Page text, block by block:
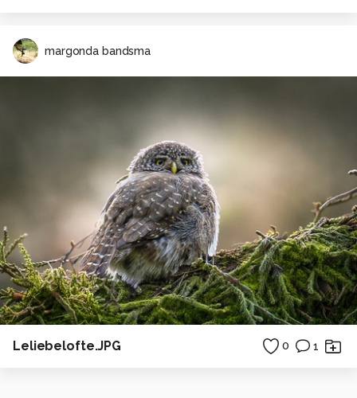
margonda bandsma
Leliebelofte.JPG 0 1